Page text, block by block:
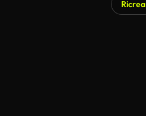
Ricrea